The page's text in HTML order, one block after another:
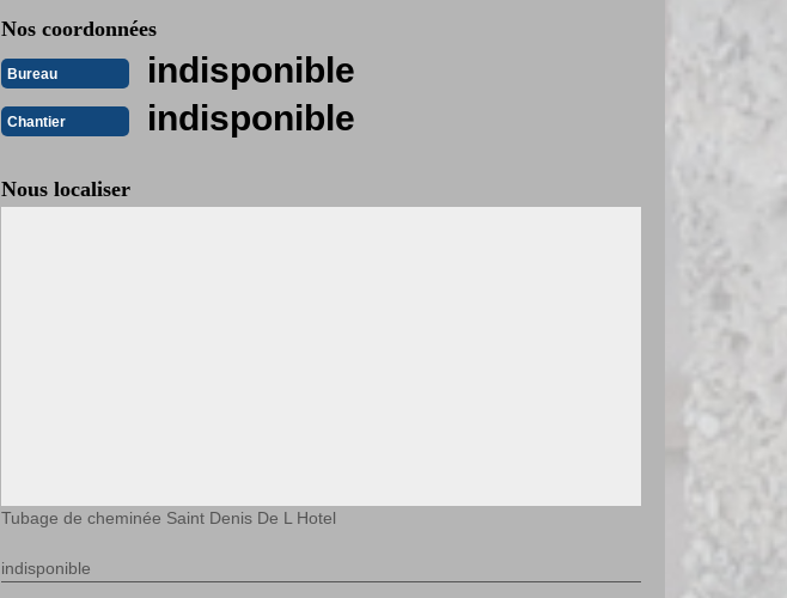
Nos coordonnées
Bureau indisponible
Chantier indisponible
Nous localiser
Tubage de cheminée Saint Denis De L Hotel
indisponible